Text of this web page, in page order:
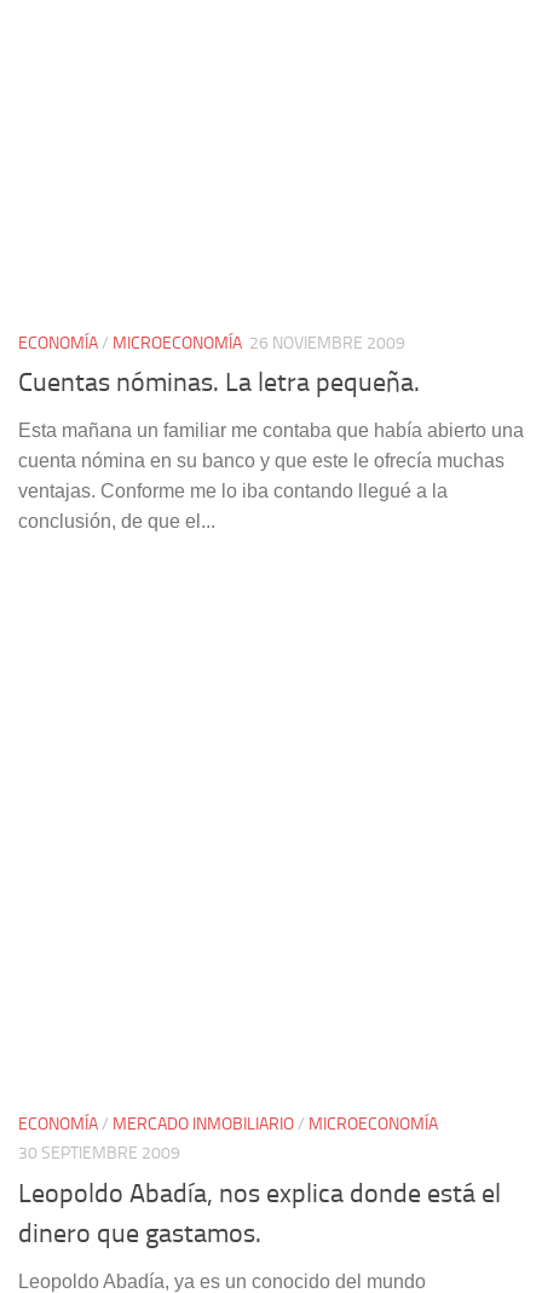
ECONOMÍA/ MICROECONOMÍA 26 NOVIEMBRE 2009
Cuentas nóminas. La letra pequeña.
Esta mañana un familiar me contaba que había abierto una
cuenta nómina en su banco y que este le ofrecía muchas
ventajas. Conforme me lo iba contando llegué a la
conclusión, de que el...
ECONOMÍA/ MERCADO INMOBILIARIO/ MICROECONOMÍA
30 SEPTIEMBRE 2009
Leopoldo Abadía, nos explica donde está el
dinero que gastamos.
Leopoldo Abadía, ya es un conocido del mundo